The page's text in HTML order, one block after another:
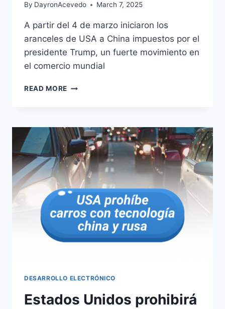
By DayronAcevedo March 7, 2025
A partir del 4 de marzo iniciaron los
aranceles de USA a China impuestos por el
presidente Trump, un fuerte movimiento en
el comercio mundial
READ MORE
DESARROLLO ELECTRÓNICO
Estados Unidos prohibirá